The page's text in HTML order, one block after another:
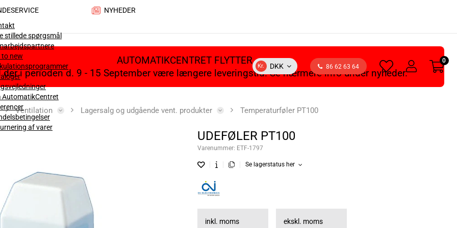
stillede spørgsmål
to new
AutomatikCentret
af varer
NYHEDER
Kr. DKK 86 62 63 64
heart
light
light
0
AUTOMATIKCENTRET FLYTTER
der i perioden d. 9 - 15 September være længere leveringstid. Se nærmere info under nyheder.
Ventilation Lagersalg og udgående vent. produkter Temperaturføler PT100
UDEFØLER PT100
Varenummer: ETF-1797
Se lagerstatus her
inkl. moms ekskl. moms